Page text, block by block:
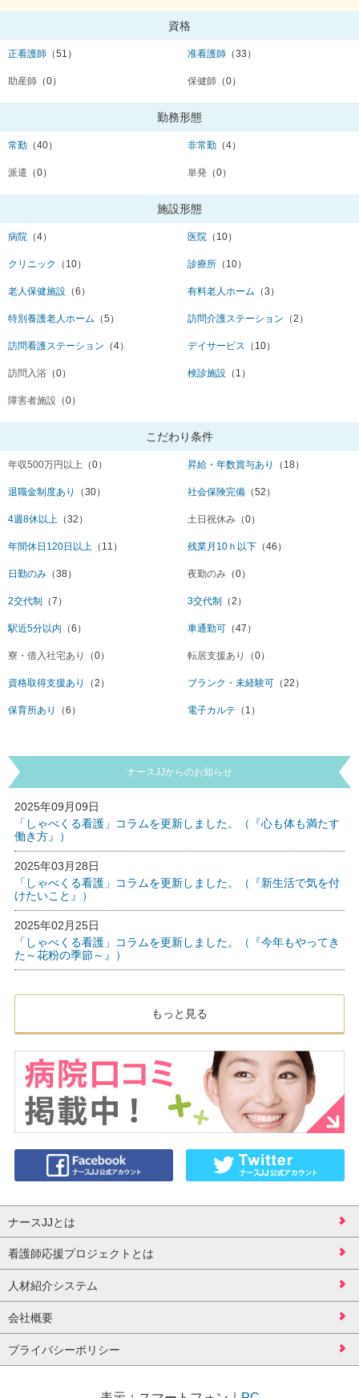
資格
正看護師 （51） 准看護師 （33）
助産師 （0） 保健師 （0）
勤務形態
常勤 （40） 非常勤 （4）
派遣 （0） 単発 （0）
施設形態
病院 （4） 医院 （10）
クリニック （10） 診療所 （10）
老人保健施設 （6） 有料老人ホーム （3）
特別養護老人ホーム （5） 訪問介護ステーション （2）
訪問看護ステーション （4） デイサービス （10）
訪問入浴 （0） 検診施設 （1）
障害者施設 （0）
こだわり条件
年収500万円以上 （0） 昇給・年数賞与あり （18）
退職金制度あり （30） 社会保険完備 （52）
4週8休以上 （32） 土日祝休み （0）
年間休日120日以上 （11） 残業月10ｈ以下 （46）
日勤のみ （38） 夜勤のみ （0）
2交代制 （7） 3交代制 （2）
駅近5分以内 （6） 車通勤可 （47）
寮・借入社宅あり （0） 転居支援あり （0）
資格取得支援あり （2） ブランク・未経験可 （22）
保育所あり （6） 電子カルテ （1）
ナースJJからのお知らせ
2025年09月09日
「しゃべくる看護」コラムを更新しました。（『心も体も満たす
働き方』）
2025年03月28日
「しゃべくる看護」コラムを更新しました。（『新生活で気を付
けたいこと』）
2025年02月25日
「しゃべくる看護」コラムを更新しました。（『今年もやってき
た～花粉の季節～』）
もっと見る
ナースJJとは
看護師応援プロジェクトとは
人材紹介システム
会社概要
プライバシーポリシー